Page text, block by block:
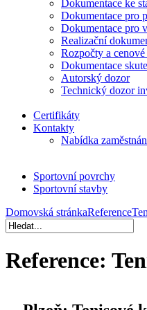
Dokumentace ke
Dokumentace pro
Dokumentace pro
Realizační
Rozpočty a
Dokumentace
Autorský dozor
Technický dozor
Certifikáty
Kontakty
Nabídka
Sportovní povrchy
Sportovní stavby
Domovská stránkaReference
Reference: